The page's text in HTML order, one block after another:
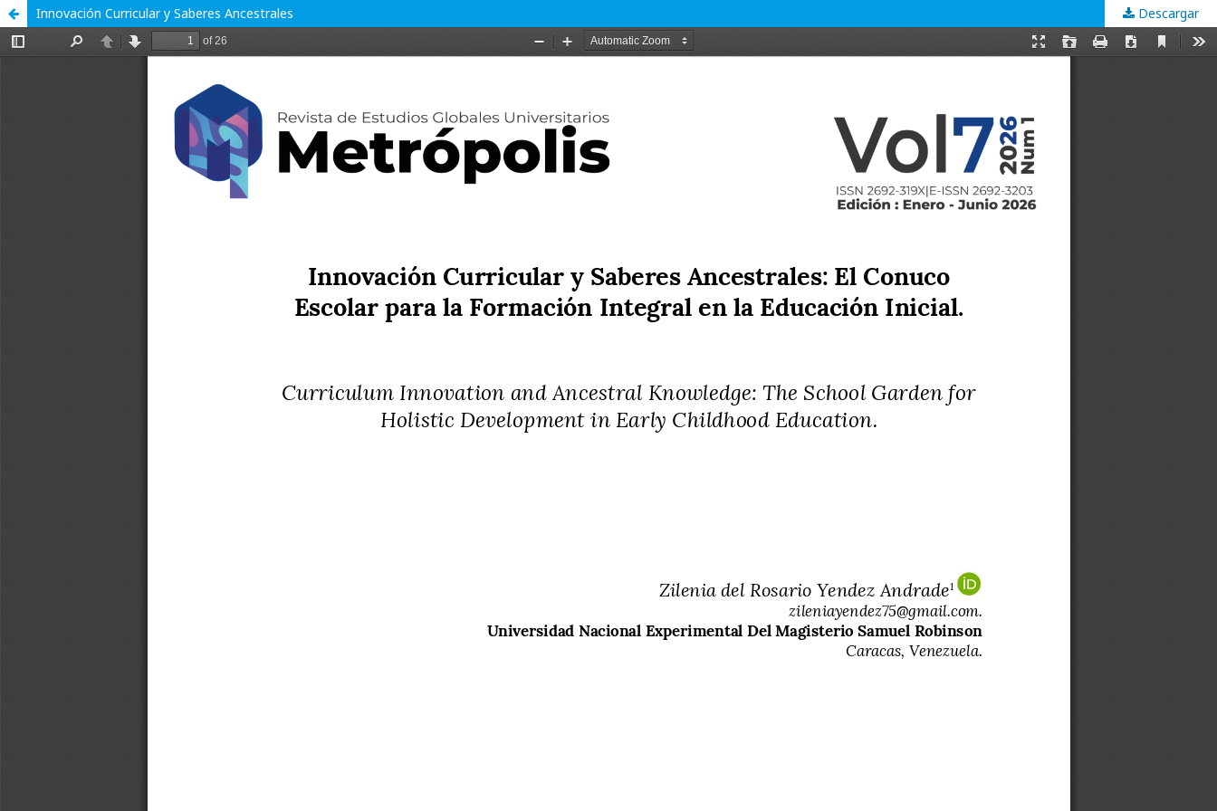
Innovación Curricular y Saberes Ancestrales Descargar